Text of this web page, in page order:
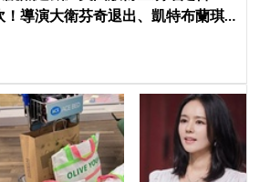
！導演大衛芬奇退出、凱特布蘭琪